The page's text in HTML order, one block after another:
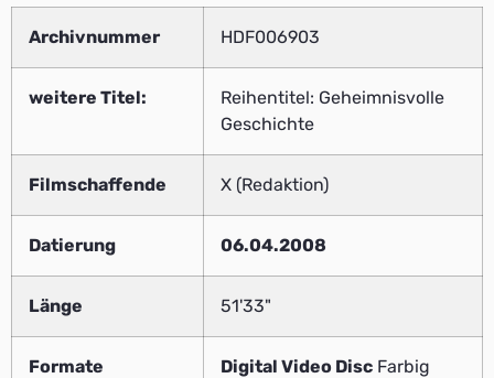
Archivnummer HDF006903
weitere Titel:
Reihentitel: Geheimnisvolle
Geschichte
Filmschaffende X (Redaktion)
Datierung 06.04.2008
Länge 51'33"
Formate Digital Video Disc Farbig